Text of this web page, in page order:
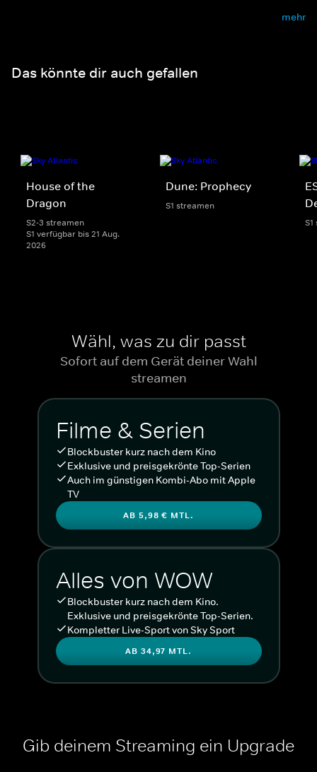
mehr
Das könnte dir auch gefallen
House of the
Dragon
S2-3 streamen
S1 verfügbar bis 21 Aug.
2026
Dune: Prophecy
S1 streamen
Wähl, was zu dir passt
Sofort auf dem Gerät deiner Wahl
streamen
Filme & Serien
Blockbuster kurz nach dem Kino
Exklusive und preisgekrönte Top-Serien
Auch im günstigen Kombi-Abo mit Apple
TV
AB 5,98 € MTL.
Alles von WOW
Blockbuster kurz nach dem Kino.
Exklusive und preisgekrönte Top-Serien.
Kompletter Live-Sport von Sky Sport
AB 34,97 MTL.
Gib deinem Streaming ein Upgrade